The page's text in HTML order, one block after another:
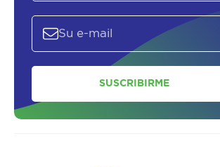
SUSCRIBIRME